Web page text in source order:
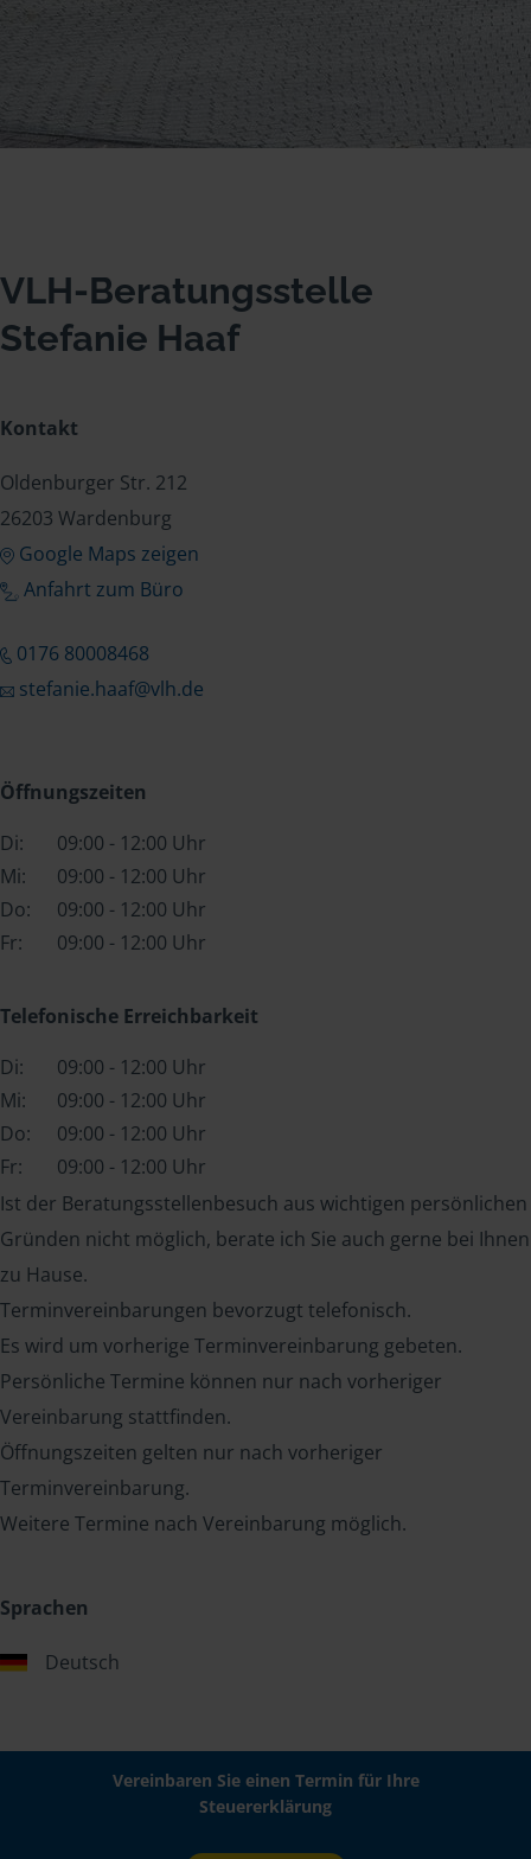
VLH-Beratungsstelle
Stefanie Haaf
Kontakt
Oldenburger Str. 212
26203 Wardenburg
Google Maps zeigen
Anfahrt zum Büro
0176 80008468
stefanie.haaf@vlh.de
Öffnungszeiten
Di:
09:00 - 12:00 Uhr
Mi:
09:00 - 12:00 Uhr
Do:
09:00 - 12:00 Uhr
Fr:
09:00 - 12:00 Uhr
Telefonische Erreichbarkeit
Di:
09:00 - 12:00 Uhr
Mi:
09:00 - 12:00 Uhr
Do:
09:00 - 12:00 Uhr
Fr:
09:00 - 12:00 Uhr
Ist der Beratungsstellenbesuch aus wichtigen persönlichen
Gründen nicht möglich, berate ich Sie auch gerne bei Ihnen
zu Hause.
Terminvereinbarungen bevorzugt telefonisch.
Es wird um vorherige Terminvereinbarung gebeten.
Persönliche Termine können nur nach vorheriger
Vereinbarung stattfinden.
Öffnungszeiten gelten nur nach vorheriger
Terminvereinbarung.
Weitere Termine nach Vereinbarung möglich.
Sprachen
Deutsch
Vereinbaren Sie einen Termin für Ihre
Steuererklärung